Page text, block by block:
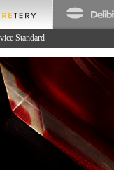
Standard